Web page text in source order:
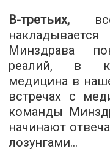
В-третьих, все
Минздрава
реалий, в
медицина в
встречах с
команды
начинают
лозунгами…